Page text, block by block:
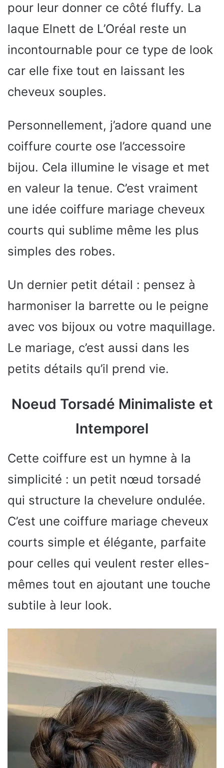
pour leur donner ce côté fluffy. La
laque Elnett de L’Oréal reste un
incontournable pour ce type de look
car elle fixe tout en laissant les
cheveux souples.
Personnellement, j’adore quand une
coiffure courte ose l’accessoire
bijou. Cela illumine le visage et met
en valeur la tenue. C’est vraiment
une idée coiffure mariage cheveux
courts qui sublime même les plus
simples des robes.
Un dernier petit détail : pensez à
harmoniser la barrette ou le peigne
avec vos bijoux ou votre maquillage.
Le mariage, c’est aussi dans les
petits détails qu’il prend vie.
Noeud Torsadé Minimaliste et
Intemporel
Cette coiffure est un hymne à la
simplicité : un petit nœud torsadé
qui structure la chevelure ondulée.
C’est une coiffure mariage cheveux
courts simple et élégante, parfaite
pour celles qui veulent rester elles-
mêmes tout en ajoutant une touche
subtile à leur look.